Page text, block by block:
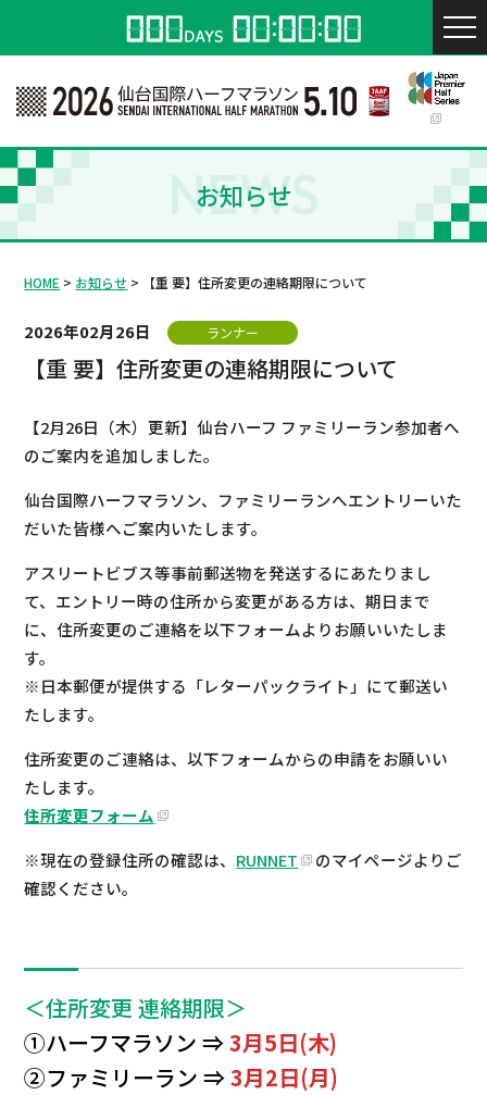
お知らせ
NEWS
HOME お知らせ 【重 要】住所変更の連絡期限について
2026年02月26日 ランナー
【重 要】住所変更の連絡期限について
【2月26日（木）更新】仙台ハーフ ファミリーラン参加者へ
のご案内を追加しました。
仙台国際ハーフマラソン、ファミリーランへエントリーいた
だいた皆様へご案内いたします。
アスリートビブス等事前郵送物を発送するにあたりまし
て、エントリー時の住所から変更がある方は、期日まで
に、住所変更のご連絡を以下フォームよりお願いいたしま
す。
※日本郵便が提供する「レターパックライト」にて郵送い
たします。
住所変更のご連絡は、以下フォームからの申請をお願いい
たします。
住所変更フォーム
※現在の登録住所の確認は、 RUNNET
のマイページよりご
確認ください。
＜住所変更 連絡期限＞
①ハーフマラソン ⇒3月5日(木)
②ファミリーラン ⇒3月2日(月)